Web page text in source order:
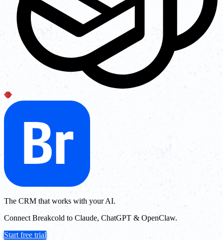
The CRM that works with your AI.
Connect Breakcold to Claude, ChatGPT & OpenClaw.
Start free trial